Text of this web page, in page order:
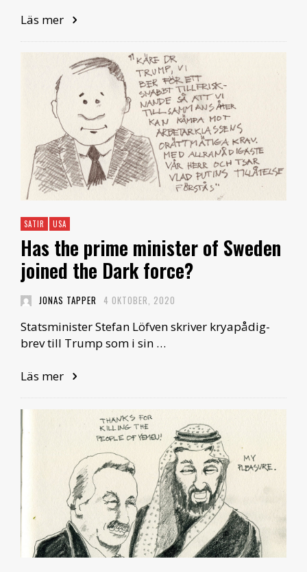
Läs mer
SATIR USA
Has the prime minister of Sweden
joined the Dark force?
JONAS TAPPER 4 OKTOBER, 2020
Statsminister Stefan Löfven skriver kryapådig-
brev till Trump som i sin …
Läs mer